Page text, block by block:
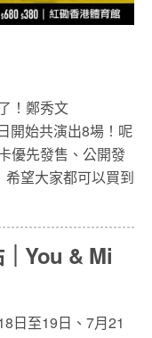
！鄭秀文
開始共演出8場！呢
優先發售、公開發
望大家都可以買到
You & Mi
日至19日、7月21